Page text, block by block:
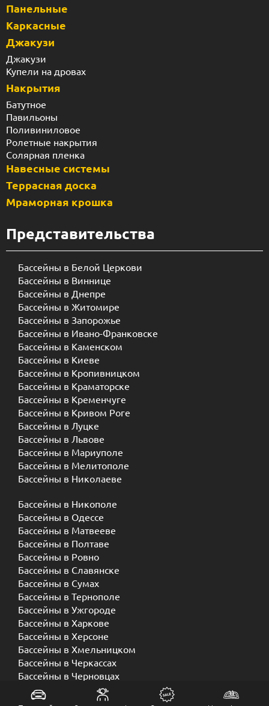
Панельные
Каркасные
Джакузи
Джакузи
Купели на дровах
Накрытия
Батутное
Павильоны
Поливиниловое
Ролетные накрытия
Солярная пленка
Навесные системы
Террасная доска
Мраморная крошка
Представительства
Бассейны в Белой Церкови
Бассейны в Виннице
Бассейны в Днепре
Бассейны в Житомире
Бассейны в Запорожье
Бассейны в Ивано-Франковске
Бассейны в Каменском
Бассейны в Киеве
Бассейны в Кропивницком
Бассейны в Краматорске
Бассейны в Кременчуге
Бассейны в Кривом Роге
Бассейны в Луцке
Бассейны в Львове
Бассейны в Мариуполе
Бассейны в Мелитополе
Бассейны в Николаеве
Бассейны в Никополе
Бассейны в Одессе
Бассейны в Матвееве
Бассейны в Полтаве
Бассейны в Ровно
Бассейны в Славянске
Бассейны в Сумах
Бассейны в Тернополе
Бассейны в Ужгороде
Бассейны в Харкове
Бассейны в Херсоне
Бассейны в Хмельницком
Бассейны в Черкассах
Бассейны в Черновцах
Бассейны в Чернигове